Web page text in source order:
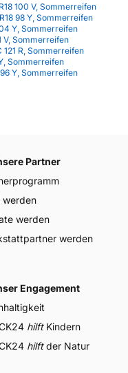
100 V, Sommerreifen
98 Y, Sommerreifen
Y, Sommerreifen
V, Sommerreifen
R, Sommerreifen
Sommerreifen
Y, Sommerreifen
Partner
werden
werden
werden
Engagement
hilftKindern
hilftder Natur